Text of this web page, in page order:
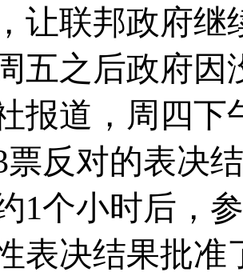
让联邦政府继
五之后政府因
报道，周四下
票反对的表决
1个小时后，
表决结果批准